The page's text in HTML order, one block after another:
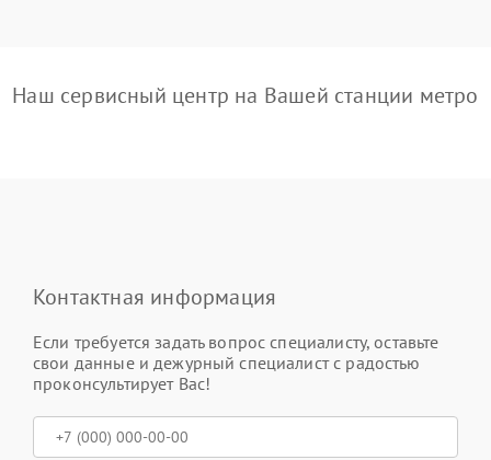
Наш сервисный центр на Вашей станции метро
Контактная информация
Если требуется задать вопрос специалисту, оставьте
свои данные и дежурный специалист с радостью
проконсультирует Вас!